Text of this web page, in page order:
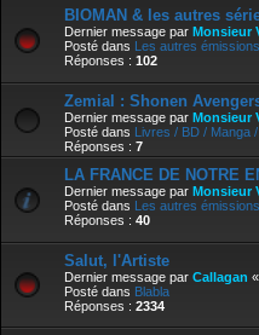
BIOMAN & les autres
Dernier message par Monsieur
Posté dans
Les autres
Réponses : 102
Zemial : Shonen
Dernier message par Monsieur
Posté dans Livres / BD / Manga
Réponses : 7
LA FRANCE DE NOTRE
Dernier message par Monsieur
Posté dans Les autres
Réponses : 40
Salut, l'Artiste
Dernier message par Callagan «
Posté dans Blabla
Réponses : 2334